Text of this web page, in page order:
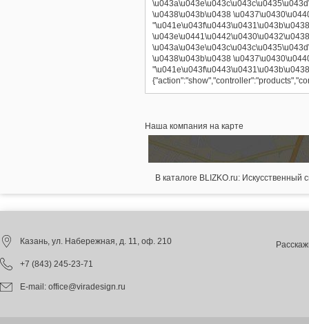
\u0438\u043b\u0438
\u0438\u043b\u0438
Наша компания на карте
В каталоге BLIZKO.ru: Искусственный
Казань, ул. Набережная, д. 11, оф. 210
+7 (843) 245-23-71
E-mail: office@viradesign.ru